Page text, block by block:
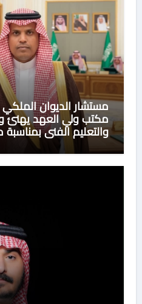
مستشار الديوان
مكتب ولي العهد يهنئ
والتعليم الفني بمناسبة
الفخرية من جامعة